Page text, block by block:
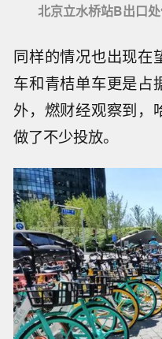
北京立水桥站B出口
同样的情况也出现在
车和青桔单车更是占
外，燃财经观察到，
做了不少投放。